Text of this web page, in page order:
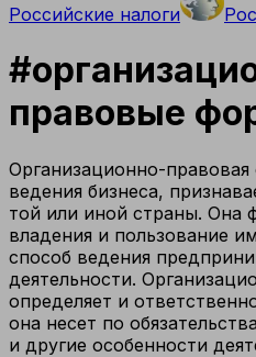
Российские налоги
#
правовые
Организационно-
ведения бизнеса,
той или иной страны. Она
владения и пользование
способ ведения
деятельности.
определяет и
она несет по
и другие особенности